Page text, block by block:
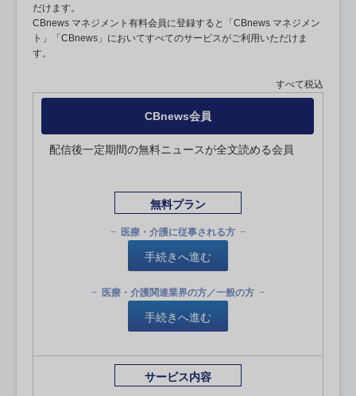
だけます。
CBnews マネジメント有料会員に登録すると「CBnews マネジメン
ト」「CBnews」においてすべてのサービスがご利用いただけま
す。
すべて税込
CBnews会員
配信後一定期間の無料ニュースが全文読める会員
無料プラン
医療・介護に従事される方
手続きへ進む
医療・介護関連業界の方／一般の方
手続きへ進む
サービス内容